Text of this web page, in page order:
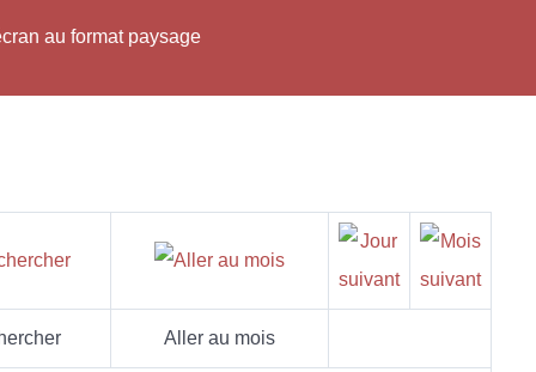
au format paysage
Aller au mois